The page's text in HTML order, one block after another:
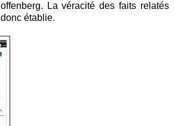
La véracité des faits relatés
établie.